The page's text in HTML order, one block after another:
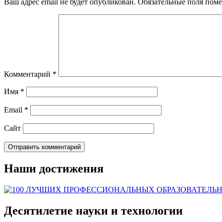
Ваш адрес email не будет опубликован. Обязательные поля
Комментарий *
Имя *
Email *
Сайт
Наши достижения
Десятилетие науки и технологии